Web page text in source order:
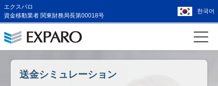
エクスパロ
資金移動業者 関東財務局長第00018号
한국어
送金シミュレーション